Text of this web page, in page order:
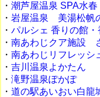
・ 潮芦屋温泉 SPA水春
・ 岩屋温泉 美湯松帆
・ パルシェ 香りの館
・ 南あわじクア施設
・ 南あわじリフレッシ
・ 吉川温泉よかたん
・ 滝野温泉ぽかぽ
・ 道の駅あいおい白龍